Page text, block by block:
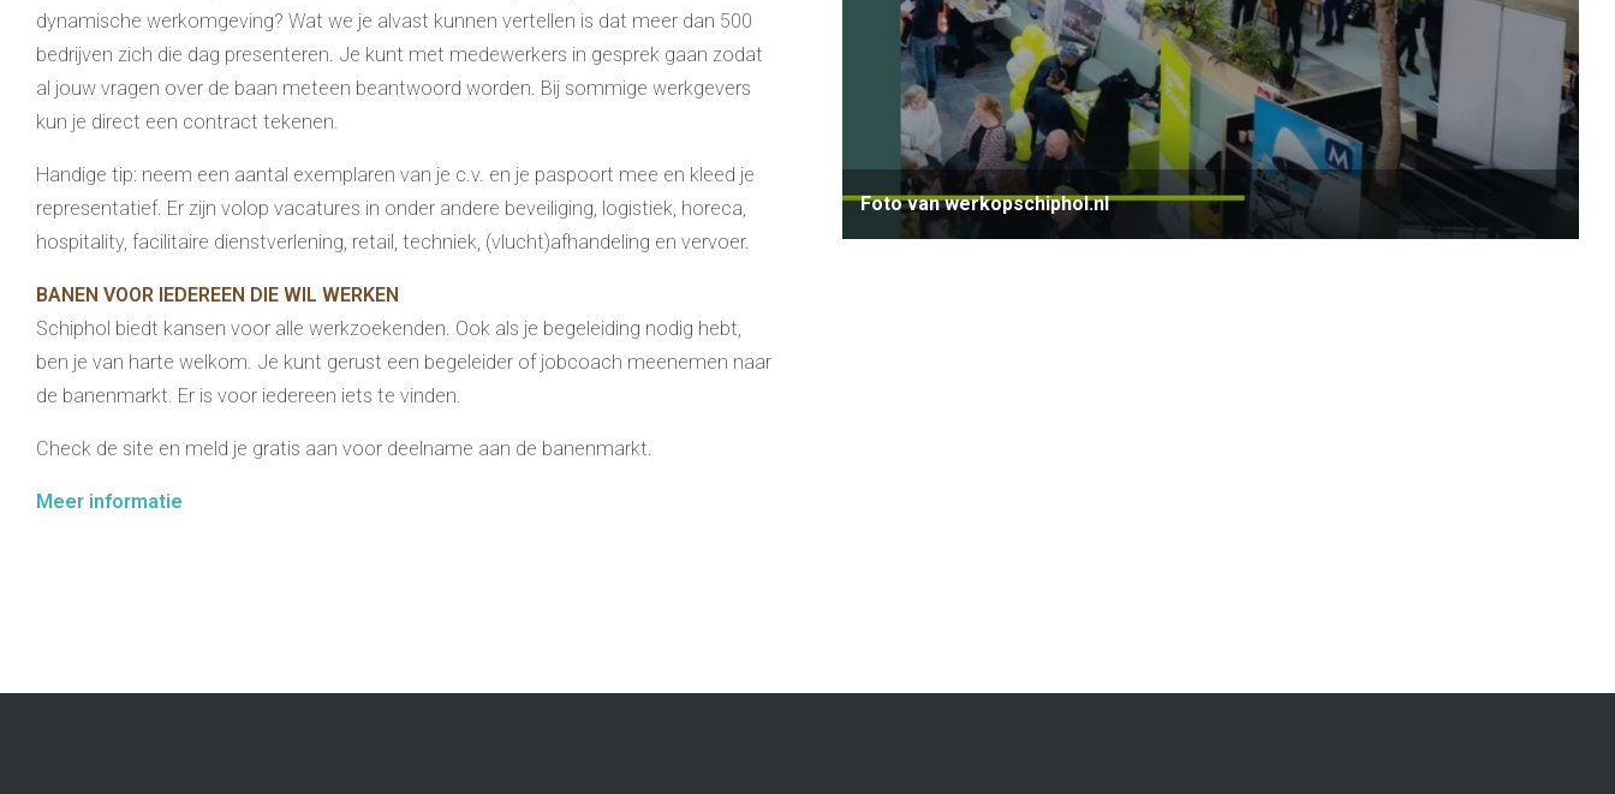
Aanvraag brochure 2026
Aanvraag hand-out LeerWerkburo
Werkgevers
Budgetcoaching on the job
Outplacement
2e Spoortraject
Mediation bij conflictsituaties
Maatschappelijk Verantwoord Ondernemen
Ons testcentrum
LeerWerkburo
dynamische werkomgeving? Wat we je alvast kunnen vertellen is dat meer dan 500
bedrijven zich die dag presenteren. Je kunt met medewerkers in gesprek gaan zodat
al jouw vragen over de baan meteen beantwoord worden. Bij sommige werkgevers
kun je direct een contract tekenen.
Handige tip: neem een aantal exemplaren van je c.v. en je paspoort mee en kleed je
representatief. Er zijn volop vacatures in onder andere beveiliging, logistiek, horeca,
hospitality, facilitaire dienstverlening, retail, techniek, (vlucht)afhandeling en vervoer.
BANEN VOOR IEDEREEN DIE WIL WERKEN
Schiphol biedt kansen voor alle werkzoekenden. Ook als je begeleiding nodig hebt,
ben je van harte welkom. Je kunt gerust een begeleider of jobcoach meenemen naar
de banenmarkt. Er is voor iedereen iets te vinden.
Check de site en meld je gratis aan voor deelname aan de banenmarkt.
Meer informatie
Foto van werkopschiphol.nl